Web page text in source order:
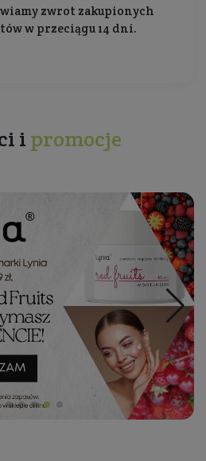
zwrot zakupionych
w przeciągu 14 dni.
i promocje